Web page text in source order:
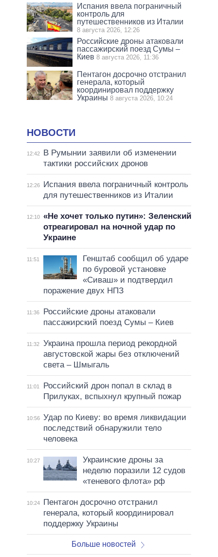
Испания ввела пограничный
контроль для
путешественников из Италии
8 августа 2026, 12:26
Российские дроны атаковали
пассажирский поезд Сумы –
Киев 8 августа 2026, 11:36
Пентагон досрочно отстранил
генерала, который
координировал поддержку
Украины 8 августа 2026, 10:24
НОВОСТИ
12:42
В Румынии заявили об изменении
тактики российских дронов
12:26
Испания ввела пограничный контроль
для путешественников из Италии
12:10 «Не хочет только путин»: Зеленский
отреагировал на ночной удар по
Украине
11:51
Генштаб сообщил об ударе
по буровой установке
«Сиваш» и подтвердил
поражение двух НПЗ
11:36
Российские дроны атаковали
пассажирский поезд Сумы – Киев
11:32
Украина прошла период рекордной
августовской жары без отключений
света – Шмыгаль
11:01
Российский дрон попал в склад в
Прилуках, вспыхнул крупный пожар
10:56 Удар по Киеву: во время ликвидации
последствий обнаружили тело
человека
10:27
Украинские дроны за
неделю поразили 12 судов
«теневого флота» рф
10:24
Пентагон досрочно отстранил
генерала, который координировал
поддержку Украины
Больше новостей